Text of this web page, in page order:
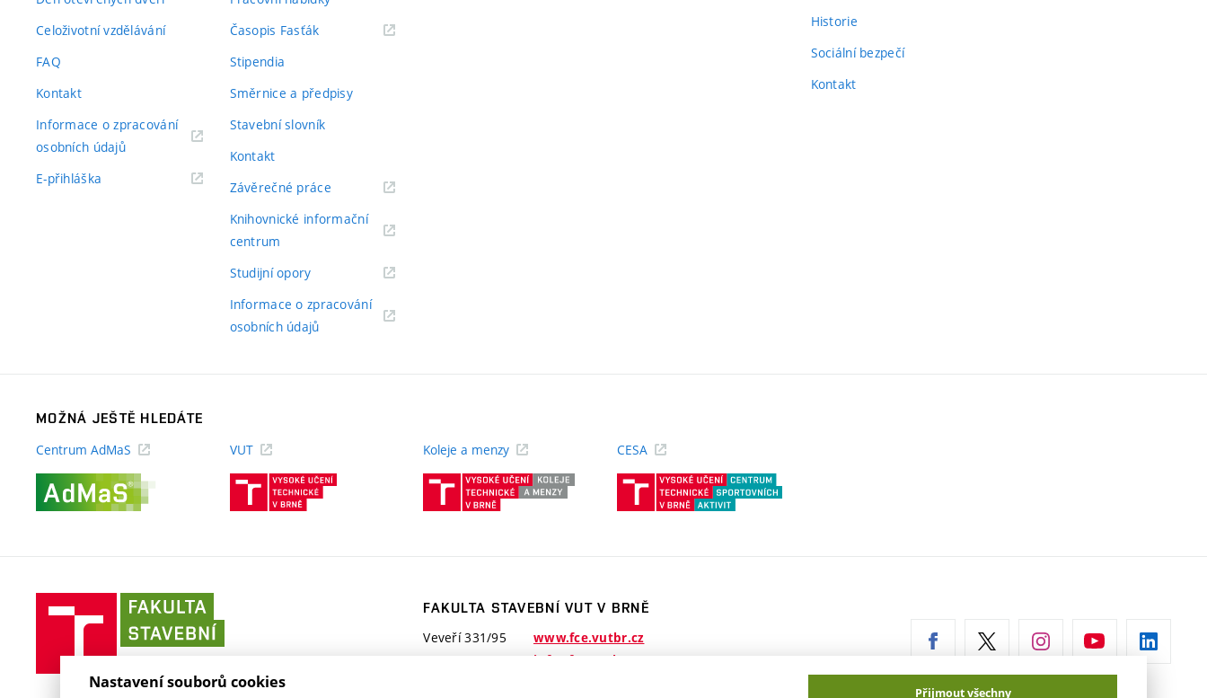
Celoživotní vzdělávání
FAQ
Kontakt
Informace o zpracování
osobních údajů(externí
E-přihláška
Časopis Fasťák(externí
Stipendia
Směrnice a předpisy
Stavební slovník
Kontakt
Závěrečné práce(externí
Knihovnické informační
centrum
Studijní opory(externí
Informace o zpracování
osobních údajů(externí
Historie
Sociální bezpečí
Kontakt
MOŽNÁ JEŠTĚ HLEDÁTE
Centrum AdMaS
VUT
(externí
Koleje a menzy
(externí
CESA
stavební
VUT
Brně
FAKULTA STAVEBNÍ VUT V BRNĚ
Veveří 331/95
www.fce.vutbr.cz
info@fce.vutbr.cz
Nastavení souborů cookies
Přijmout všechny